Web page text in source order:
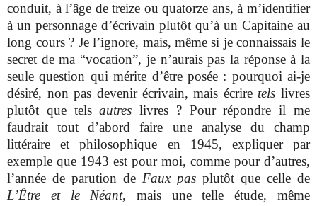
conduit, à l’âge de treize ou quatorze ans, à m’identifier
à un personnage d’écrivain plutôt qu’à un Capitaine au
long cours ? Je l’ignore, mais, même si je connaissais le
secret de ma “vocation”, je n’aurais pas la réponse à la
seule question qui mérite d’être posée : pourquoi ai-je
désiré, non pas devenir écrivain, mais écrire tels livres
plutôt que telsautres livres ? Pour répondre il me
faudrait tout d’abord faire une analyse du champ
littéraire et philosophique en 1945, expliquer par
exemple que 1943 est pour moi, comme pour d’autres,
l’année de parution deFaux pas plutôt que celle de
L’Être et le Néant, mais une telle étude, même